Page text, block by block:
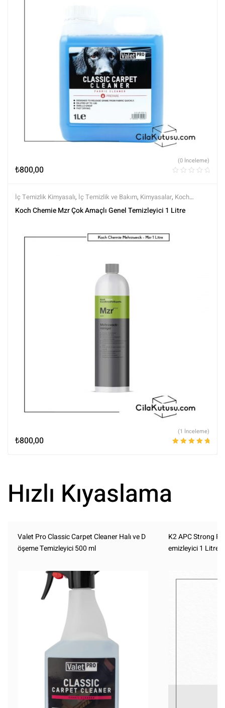
₺800,00
(0 İnceleme)
İç Temizlik Kimyasalı, İç Temizlik ve Bakım, Kimyasalar, Koch
Chemie,Markalar,Tüm Ürünler,Tüm Ürünler
Koch Chemie Mzr Çok Amaçlı Genel Temizleyici 1 Litre
₺800,00
(1 İnceleme)
Hızlı Kıyaslama
Valet Pro Classic Carpet Cleaner Halı ve D
öşeme Temizleyici 500 ml
K2 APC Strong
emizleyici 1 Litre